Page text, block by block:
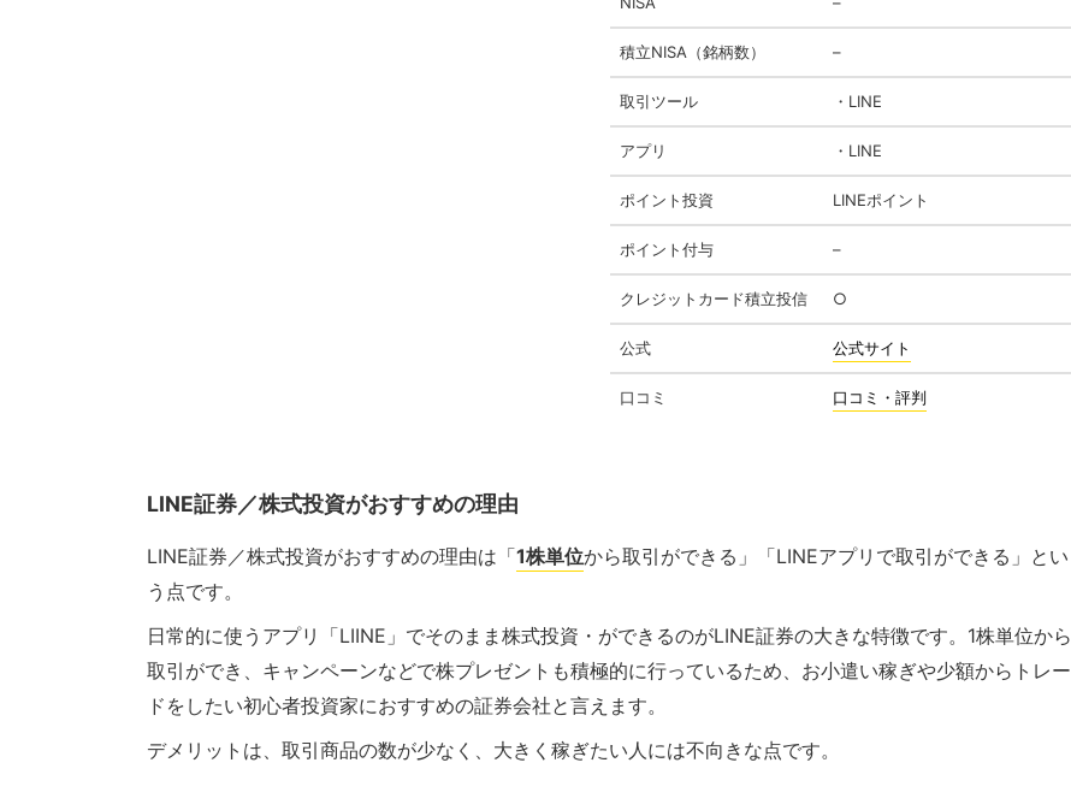
積立NISA（銘柄数） –
取引ツール ・LINE
アプリ ・LINE
ポイント投資 LINEポイント
ポイント付与 –
クレジットカード積立投信 ○
公式 公式サイト
口コミ 口コミ・評判
LINE証券／株式投資がおすすめの理由
LINE証券／株式投資がおすすめの理由は「1株単位から取引ができる」「LINEアプリで取引ができる」とい
う点です。
日常的に使うアプリ「LIINE」でそのまま株式投資・ができるのがLINE証券の大きな特徴です。1株単位から
取引ができ、キャンペーンなどで株プレゼントも積極的に行っているため、お小遣い稼ぎや少額からトレー
ドをしたい初心者投資家におすすめの証券会社と言えます。
デメリットは、取引商品の数が少なく、大きく稼ぎたい人には不向きな点です。